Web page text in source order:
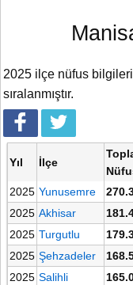
2025 ilçe nüfus
sıralanmıştır.
Yıl İlçe
2025 Yunusemre
2025 Akhisar
2025 Turgutlu
2025 Şehzadeler
2025 Salihli